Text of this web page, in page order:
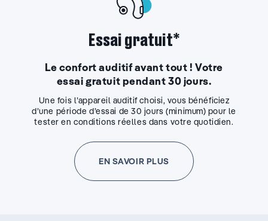
Essai gratuit*
Le confort auditif avant tout ! Votre
essai gratuit pendant 30 jours.
Une fois l’appareil auditif choisi, vous bénéficiez
d’une période d’essai de 30 jours (minimum) pour le
tester en conditions réelles dans votre quotidien.
EN SAVOIR PLUS